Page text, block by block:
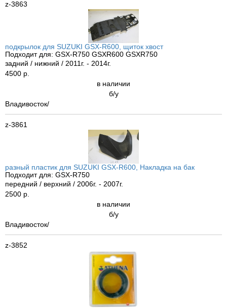
z-3863
подкрылок для SUZUKI GSX-R600, щиток хвост
Подходит для: GSX-R750 GSXR600 GSXR750
задний / нижний / 2011г. - 2014г.
4500 р.
в наличии
б/у
Владивосток/
z-3861
разный пластик для SUZUKI GSX-R600, Накладка на бак
Подходит для: GSX-R750
передний / верхний / 2006г. - 2007г.
2500 р.
в наличии
б/у
Владивосток/
z-3852